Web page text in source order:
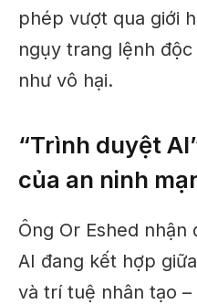
phép vượt qua giới
ngụy trang lệnh
như vô hại.
“Trình duyệt
của an ninh
Ông Or Eshed
AI đang kết hợp
và trí tuệ nhân tạo